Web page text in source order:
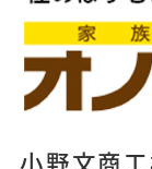
小野文商